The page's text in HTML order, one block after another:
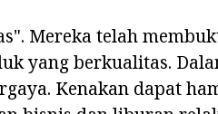
Mereka telah
yang berkualitas.
Kenakan dapat